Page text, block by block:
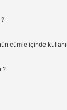
cümle içinde
?